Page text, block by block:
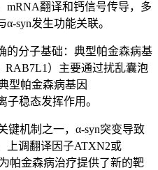
mRNA翻译和钙信号传导，多
syn发生功能关联。
的分子基础：典型帕金森病基
RAB7L1）主要通过扰乱囊泡
型帕金森病基因
子稳态发挥作用。
键机制之一，α-syn突变导致
上调翻译因子ATXN2或
帕金森病治疗提供了新的靶